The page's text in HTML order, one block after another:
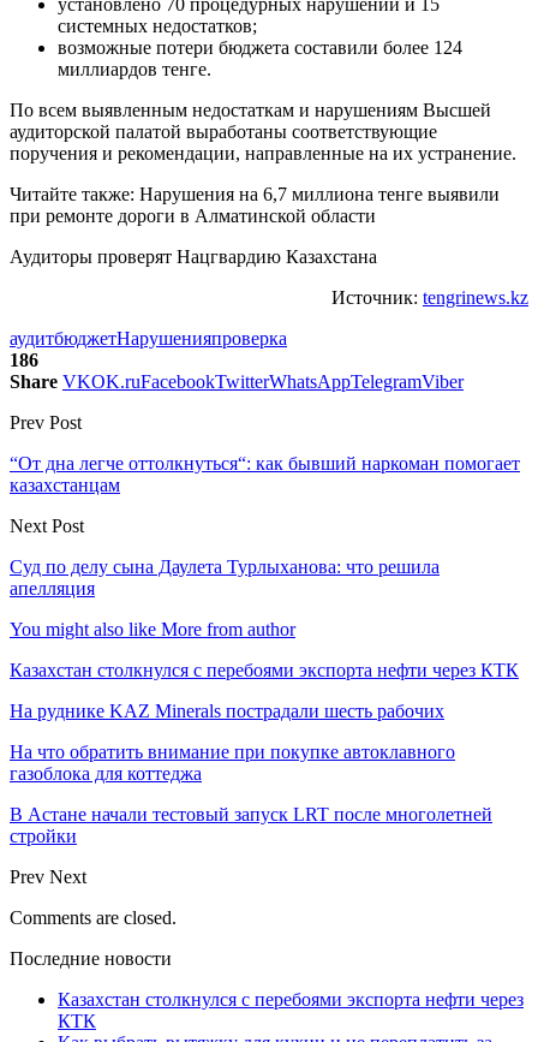
системных недостатков;
возможные потери бюджета составили более 124
миллиардов тенге.
По всем выявленным недостаткам и нарушениям Высшей
аудиторской палатой выработаны соответствующие
поручения и рекомендации, направленные на их устранение.
Читайте также: Нарушения на 6,7 миллиона тенге выявили
при ремонте дороги в Алматинской области
Аудиторы проверят Нацгвардию Казахстана
Источник: tengrinews.kz
аудитбюджетНарушенияпроверка
186
Share VKOK.ruFacebookTwitterWhatsAppTelegramViber
Prev Post
“От дна легче оттолкнуться“: как бывший наркоман помогает
казахстанцам
Next Post
Суд по делу сына Даулета Турлыханова: что решила
апелляция
You might also like More from author
Казахстан столкнулся с перебоями экспорта нефти через КТК
На руднике KAZ Minerals пострадали шесть рабочих
На что обратить внимание при покупке автоклавного
газоблока для коттеджа
В Астане начали тестовый запуск LRT после многолетней
стройки
Prev Next
Comments are closed.
Последние новости
Казахстан столкнулся с перебоями экспорта нефти через
КТК